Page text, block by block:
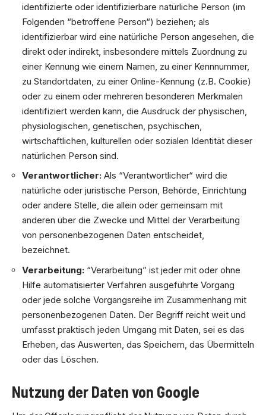
identifizierte oder identifizierbare natürliche Person (im
Folgenden “betroffene Person“) beziehen; als
identifizierbar wird eine natürliche Person angesehen, die
direkt oder indirekt, insbesondere mittels Zuordnung zu
einer Kennung wie einem Namen, zu einer Kennnummer,
zu Standortdaten, zu einer Online-Kennung (z.B. Cookie)
oder zu einem oder mehreren besonderen Merkmalen
identifiziert werden kann, die Ausdruck der physischen,
physiologischen, genetischen, psychischen,
wirtschaftlichen, kulturellen oder sozialen Identität dieser
natürlichen Person sind.
Verantwortlicher: Als “Verantwortlicher“ wird die
natürliche oder juristische Person, Behörde, Einrichtung
oder andere Stelle, die allein oder gemeinsam mit
anderen über die Zwecke und Mittel der Verarbeitung
von personenbezogenen Daten entscheidet,
bezeichnet.
Verarbeitung: “Verarbeitung” ist jeder mit oder ohne
Hilfe automatisierter Verfahren ausgeführte Vorgang
oder jede solche Vorgangsreihe im Zusammenhang mit
personenbezogenen Daten. Der Begriff reicht weit und
umfasst praktisch jeden Umgang mit Daten, sei es das
Erheben, das Auswerten, das Speichern, das Übermitteln
oder das Löschen.
Nutzung der Daten von Google